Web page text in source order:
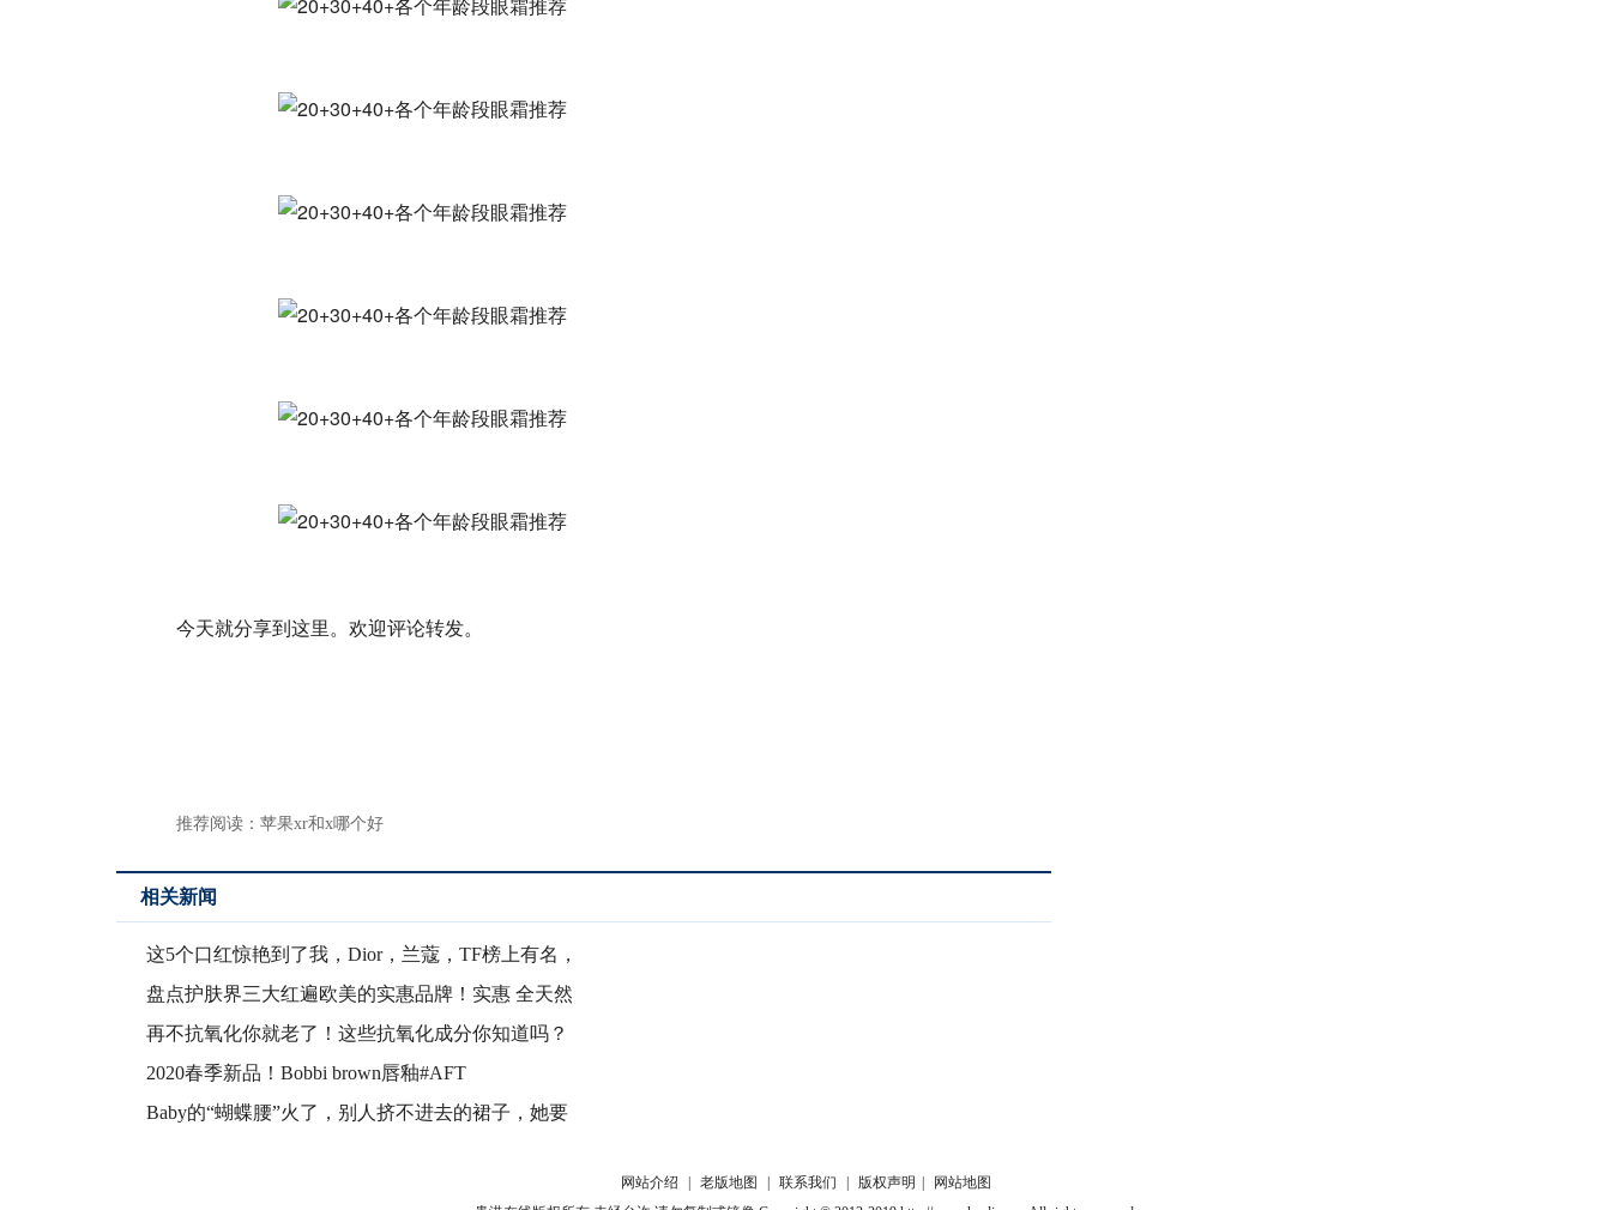
今天就分享到这里。欢迎评论转发。
推荐阅读： 苹果xr和x哪个好
相关新闻
这5个口红惊艳到了我，Dior，兰蔻，TF榜上有名，
盘点护肤界三大红遍欧美的实惠品牌！实惠 全天然
效果
再不抗氧化你就老了！这些抗氧化成分你知道吗？
硬核干货
2020春季新品！Bobbi brown唇釉#AFT
Baby的“蝴蝶腰”火了，别人挤不进去的裙子，她要
网站介绍 老版地图 联系我们 版权声明
网站地图